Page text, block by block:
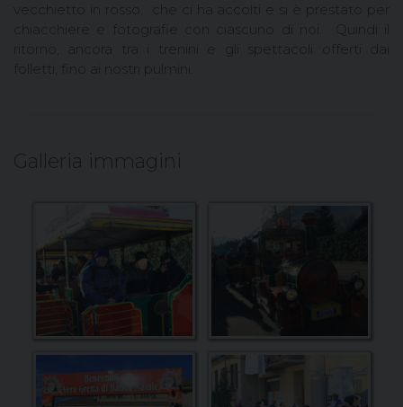
vecchietto in rosso, che ci ha accolti e si è prestato per
chiacchiere e fotografie con ciascuno di noi. Quindi il
ritorno, ancora tra i trenini e gli spettacoli offerti dai
folletti, fino ai nostri pulmini.
Galleria immagini